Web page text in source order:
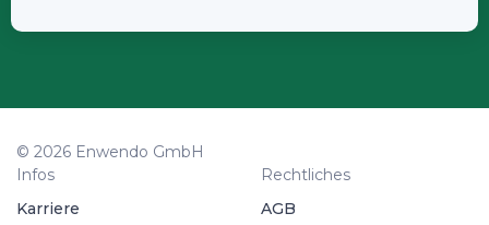
© 2026 Enwendo GmbH
Infos
Karriere
Rechtliches
AGB